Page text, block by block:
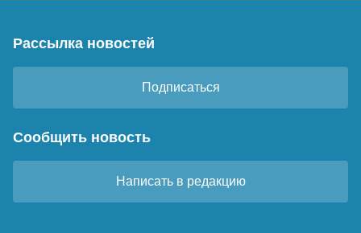
Рассылка новостей
Подписаться
Сообщить новость
Написать в редакцию